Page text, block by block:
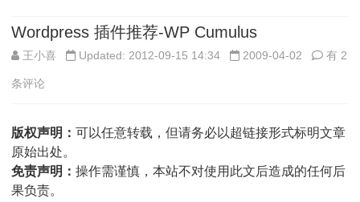
容
Wordpress 插件推荐-WP Cumulus
王小喜 Updated: 2012-09-15 14:34 2009-04-02
推
荐-
有 2
条评论
版权声明： 可以任意转载，但请务必以超链接形式标明文章
原始出处。
免责声明： 操作需谨慎，本站不对使用此文后造成的任何后
果负责。